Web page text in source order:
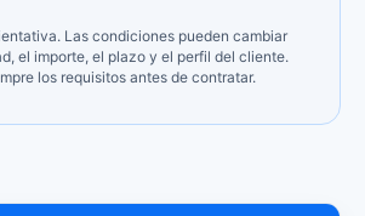
Las condiciones pueden cambiar
el importe, el plazo y el perfil del cliente.
los requisitos antes de contratar.